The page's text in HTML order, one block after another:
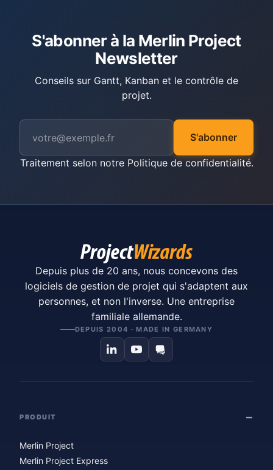
S'abonner à la Merlin Project
Newsletter
Conseils sur Gantt, Kanban et le contrôle de
projet.
S'abonner
Traitement selon notre Politique de confidentialité.
Depuis plus de 20 ans, nous concevons des
logiciels de gestion de projet qui s'adaptent aux
personnes, et non l'inverse. Une entreprise
familiale allemande.
DEPUIS 2004 · MADE IN GERMANY
PRODUIT
Merlin Project
Merlin Project Express